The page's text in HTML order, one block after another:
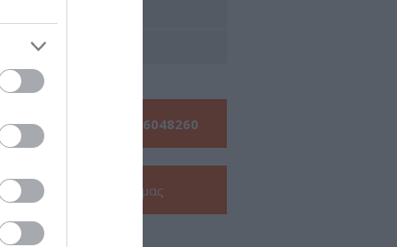
2009
Τηλεφωνήστε μας: 210 6048260
Δείτε την μας